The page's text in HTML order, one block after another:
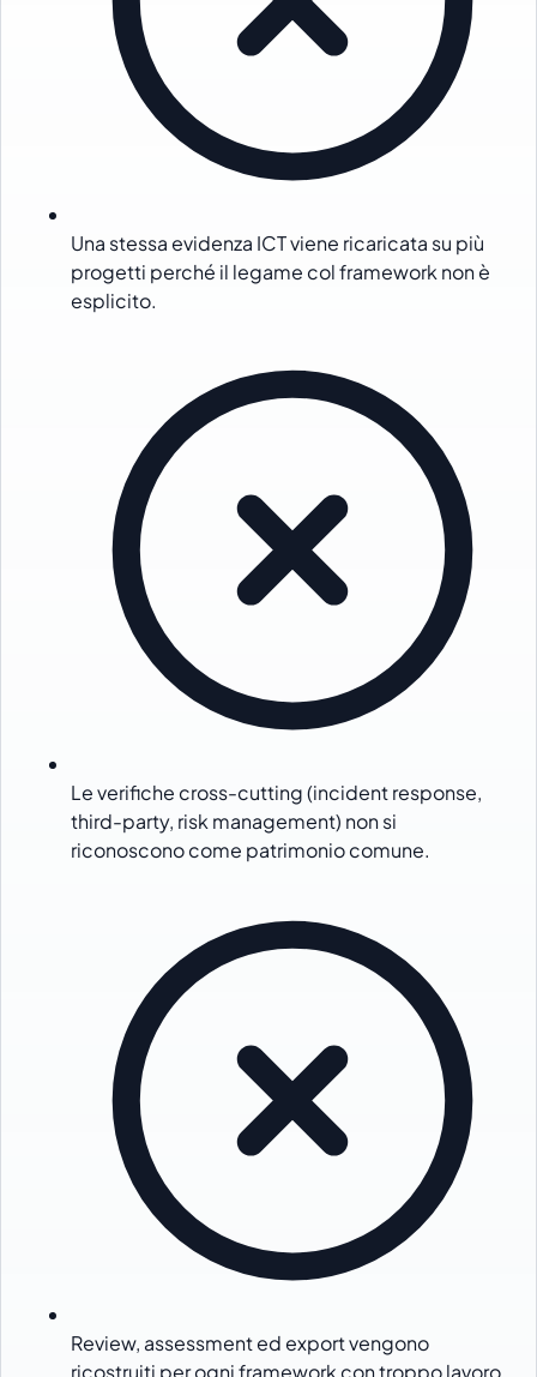
Una stessa evidenza ICT viene ricaricata su più
progetti perché il legame col framework non è
esplicito.
Le verifiche cross-cutting (incident response,
third-party, risk management) non si
riconoscono come patrimonio comune.
Review, assessment ed export vengono
ricostruiti per ogni framework con troppo lavoro